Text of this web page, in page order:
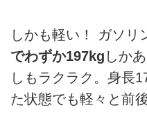
しかも軽い！ ガソリ
でわずか197kg しか
しもラクラク。身長
た状態でも軽々と前